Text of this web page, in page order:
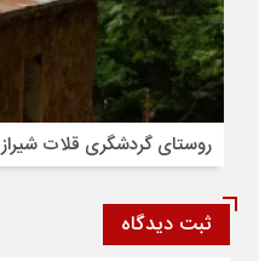
روستای گردشگری قلات شیراز
ثبت دیدگاه